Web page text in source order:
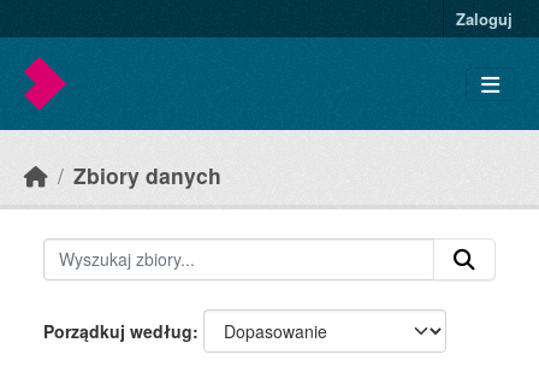
Zaloguj
Zbiory danych
Porządkuj według